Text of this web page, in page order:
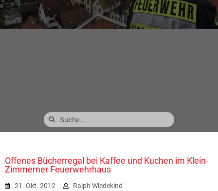
Offenes Bücherregal bei Kaffee und Kuchen im Klein-
Zimmerner Feuerwehrhaus
21. Okt. 2012 Ralph Wiedekind